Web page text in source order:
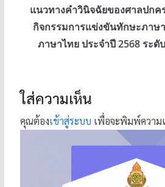
แนวทางคำวินิจฉัยของศาลปกค
กิจกรรมการแข่งขันทักษะภาษ
ภาษาไทย ประจำปี 2568 ระ
ใส่ความเห็น
คุณต้องเข้าสู่ระบบ เพื่อจะพิมพ์ความ